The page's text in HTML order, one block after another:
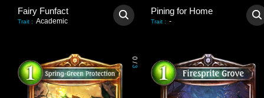
Fairy Funfact
Trait : Academic
Pining for Home
Trait : -
0
/
3